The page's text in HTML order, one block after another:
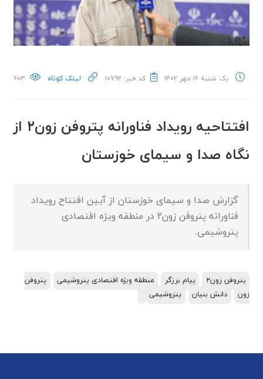
یک شنبه ۱۶ مهر ۱۴۰۲ کد خبر: ۱۰۷۹۲ لینک کوتاه ۶۰۳
افتتاحیه رویداد فناورانه پتروفن زون۲ از
نگاه صدا و سیمای خوزستان
گزارش صدا و سیمای خوزستان از آیین افتتاح رویداد
فناورانه پتروفن زون۲ در منطقه ویژه اقتصادی
پتروشیمی.
پتروفن زون۲ پیام برزگر منطقه ویژه اقتصادی پتروشیمی
پتروفن
زون
دانش بنیان پتروشیمی